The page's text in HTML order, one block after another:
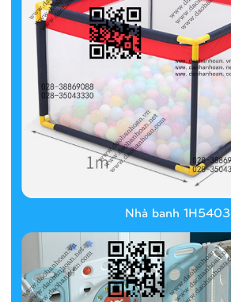
Nhà banh 1H5403